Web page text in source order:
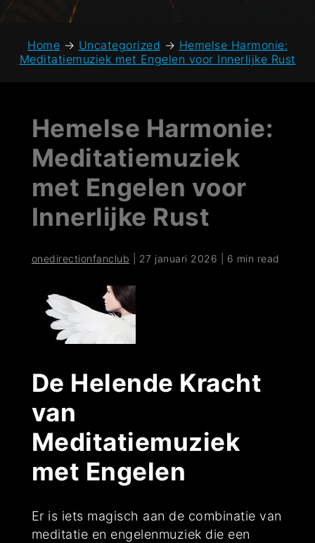
Home → Uncategorized → Hemelse Harmonie:
Meditatiemuziek met Engelen voor Innerlijke Rust
Hemelse Harmonie:
Meditatiemuziek
met Engelen voor
Innerlijke Rust
onedirectionfanclub 27 januari 2026 6 min read
De Helende Kracht
van
Meditatiemuziek
met Engelen
Er is iets magisch aan de combinatie van
meditatie en engelenmuziek die een